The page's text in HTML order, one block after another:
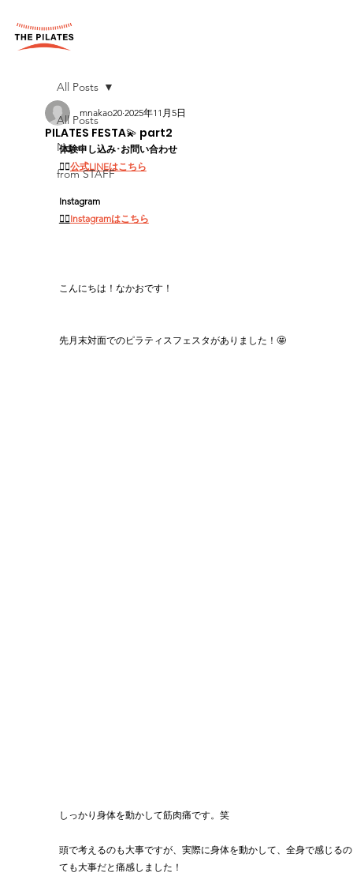
All Posts
News
from STAFF
All Posts
PILATES FESTA💫 part2
mnakao20 2025年11月5日
体験申し込み･お問い合わせ
👉🏻公式LINEはこちら
Instagram
👉🏻Instagramはこちら
こんにちは！なかおです！
先月末対面でのピラティスフェスタがありました！🤩
しっかり身体を動かして筋肉痛です。笑
頭で考えるのも大事ですが、実際に身体を動かして、全身で感じる
ても大事だと痛感しました！